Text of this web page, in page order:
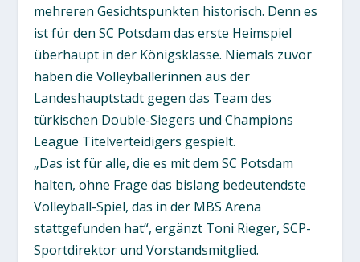
mehreren Gesichtspunkten historisch. Denn es
ist für den SC Potsdam das erste Heimspiel
überhaupt in der Königsklasse. Niemals zuvor
haben die Volleyballerinnen aus der
Landeshauptstadt gegen das Team des
türkischen Double-Siegers und Champions
League Titelverteidigers gespielt.
„Das ist für alle, die es mit dem SC Potsdam
halten, ohne Frage das bislang bedeutendste
Volleyball-Spiel, das in der MBS Arena
stattgefunden hat“, ergänzt Toni Rieger, SCP-
Sportdirektor und Vorstandsmitglied.